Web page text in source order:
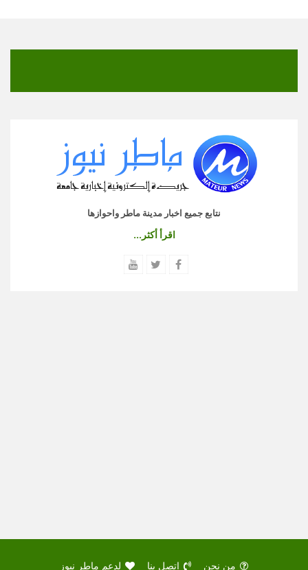
نتابع جميع اخبار مدينة ماطر واحوازها
اقرأ أكثر...
من نحن اتصل بنا لدعم ماطر نيوز